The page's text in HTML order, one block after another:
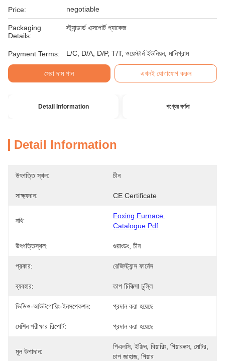
Price: negotiable
Packaging
Details:
স্ট্যান্ডার্ড এক্সপোর্ট প্যাকেজ
Payment Terms: L/C, D/A, D/P, T/T, ওয়েস্টার্ন ইউনিয়ন, মানিগ্রাম
সেরা দাম পান এখনই যোগাযোগ করুন
Detail Information পণ্যের বর্ণনা
Detail Information
উৎপত্তি স্থল: চীন
সাক্ষ্যদান: CE Certificate
নথি:
Foxing Furnace
Catalogue.pdf
উৎপত্তিস্থল: গুয়াংডং, চীন
প্রকার: রেজিস্ট্যান্স ফার্নেস
ব্যবহার: তাপ চিকিত্সা চুল্লি
ভিডিও-আউটগোয়িং-ইনসপেকশন: প্রদান করা হয়েছে
মেশিন পরীক্ষার রিপোর্ট: প্রদান করা হয়েছে
মূল উপাদান:
পিএলসি, ইঞ্জিন, বিয়ারিং, গিয়ারবক্স, মোটর,
চাপ জাহাজ, গিয়ার